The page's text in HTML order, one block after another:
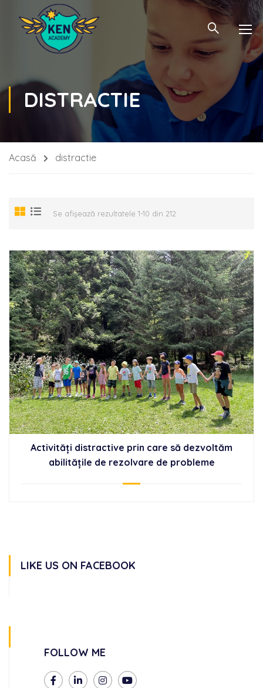
DISTRACTIE
Acasă distractie
Se afișează rezultatele 1-10 din 212
Activități distractive prin care să dezvoltăm
abilitățile de rezolvare de probleme
LIKE US ON FACEBOOK
FOLLOW ME